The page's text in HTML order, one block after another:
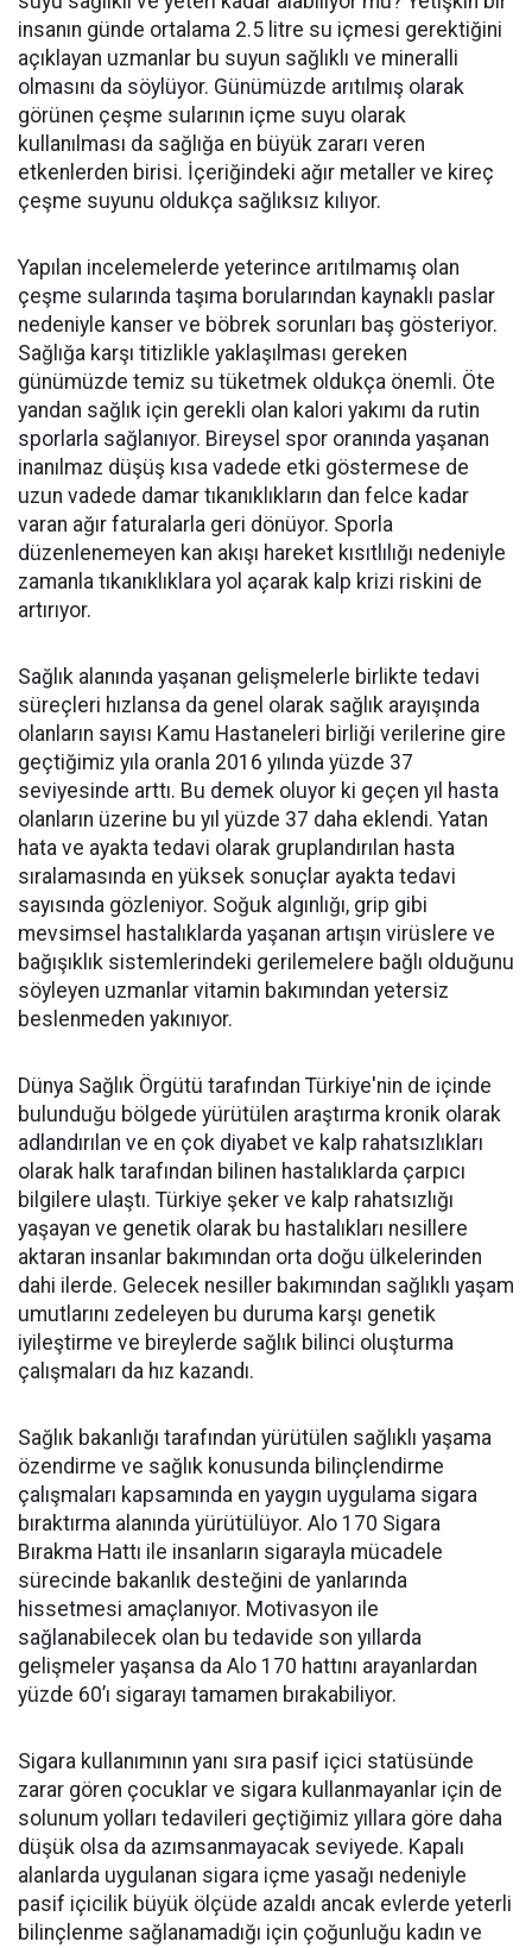
insanın günde ortalama 2.5 litre su içmesi gerektiğini
açıklayan uzmanlar bu suyun sağlıklı ve mineralli
olmasını da söylüyor. Günümüzde arıtılmış olarak
görünen çeşme sularının içme suyu olarak
kullanılması da sağlığa en büyük zararı veren
etkenlerden birisi. İçeriğindeki ağır metaller ve kireç
çeşme suyunu oldukça sağlıksız kılıyor.
Yapılan incelemelerde yeterince arıtılmamış olan
çeşme sularında taşıma borularından kaynaklı paslar
nedeniyle kanser ve böbrek sorunları baş gösteriyor.
Sağlığa karşı titizlikle yaklaşılması gereken
günümüzde temiz su tüketmek oldukça önemli. Öte
yandan sağlık için gerekli olan kalori yakımı da rutin
sporlarla sağlanıyor. Bireysel spor oranında yaşanan
inanılmaz düşüş kısa vadede etki göstermese de
uzun vadede damar tıkanıklıkların dan felce kadar
varan ağır faturalarla geri dönüyor. Sporla
düzenlenemeyen kan akışı hareket kısıtlılığı nedeniyle
zamanla tıkanıklıklara yol açarak kalp krizi riskini de
artırıyor.
Sağlık alanında yaşanan gelişmelerle birlikte tedavi
süreçleri hızlansa da genel olarak sağlık arayışında
olanların sayısı Kamu Hastaneleri birliği verilerine gire
geçtiğimiz yıla oranla 2016 yılında yüzde 37
seviyesinde arttı. Bu demek oluyor ki geçen yıl hasta
olanların üzerine bu yıl yüzde 37 daha eklendi. Yatan
hata ve ayakta tedavi olarak gruplandırılan hasta
sıralamasında en yüksek sonuçlar ayakta tedavi
sayısında gözleniyor. Soğuk algınlığı, grip gibi
mevsimsel hastalıklarda yaşanan artışın virüslere ve
bağışıklık sistemlerindeki gerilemelere bağlı olduğunu
söyleyen uzmanlar vitamin bakımından yetersiz
beslenmeden yakınıyor.
Dünya Sağlık Örgütü tarafından Türkiye'nin de içinde
bulunduğu bölgede yürütülen araştırma kronik olarak
adlandırılan ve en çok diyabet ve kalp rahatsızlıkları
olarak halk tarafından bilinen hastalıklarda çarpıcı
bilgilere ulaştı. Türkiye şeker ve kalp rahatsızlığı
yaşayan ve genetik olarak bu hastalıkları nesillere
aktaran insanlar bakımından orta doğu ülkelerinden
dahi ilerde. Gelecek nesiller bakımından sağlıklı yaşam
umutlarını zedeleyen bu duruma karşı genetik
iyileştirme ve bireylerde sağlık bilinci oluşturma
çalışmaları da hız kazandı.
Sağlık bakanlığı tarafından yürütülen sağlıklı yaşama
özendirme ve sağlık konusunda bilinçlendirme
çalışmaları kapsamında en yaygın uygulama sigara
bıraktırma alanında yürütülüyor. Alo 170 Sigara
Bırakma Hattı ile insanların sigarayla mücadele
sürecinde bakanlık desteğini de yanlarında
hissetmesi amaçlanıyor. Motivasyon ile
sağlanabilecek olan bu tedavide son yıllarda
gelişmeler yaşansa da Alo 170 hattını arayanlardan
yüzde 60’ı sigarayı tamamen bırakabiliyor.
Sigara kullanımının yanı sıra pasif içici statüsünde
zarar gören çocuklar ve sigara kullanmayanlar için de
solunum yolları tedavileri geçtiğimiz yıllara göre daha
düşük olsa da azımsanmayacak seviyede. Kapalı
alanlarda uygulanan sigara içme yasağı nedeniyle
pasif içicilik büyük ölçüde azaldı ancak evlerde yeterli
bilinçlenme sağlanamadığı için çoğunluğu kadın ve